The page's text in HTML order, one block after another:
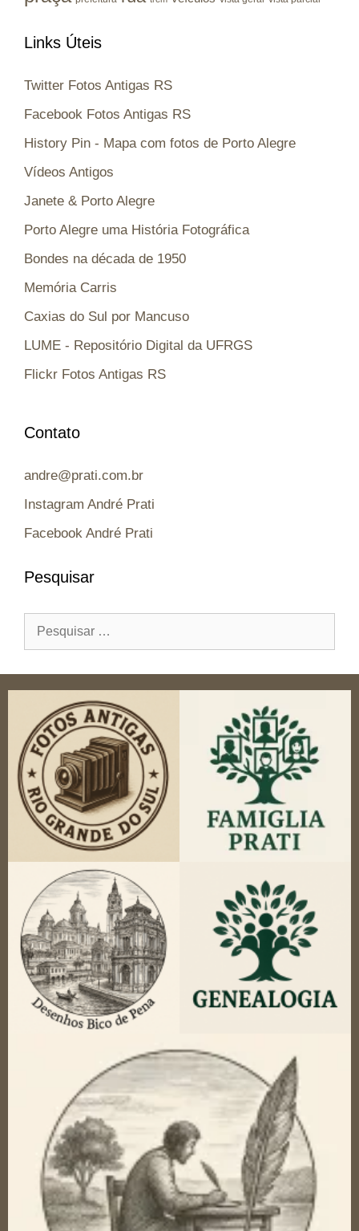
Links Úteis
Twitter Fotos Antigas RS
Facebook Fotos Antigas RS
History Pin - Mapa com fotos de Porto Alegre
Vídeos Antigos
Janete & Porto Alegre
Porto Alegre uma História Fotográfica
Bondes na década de 1950
Memória Carris
Caxias do Sul por Mancuso
LUME - Repositório Digital da UFRGS
Flickr Fotos Antigas RS
Contato
andre@prati.com.br
Instagram André Prati
Facebook André Prati
Pesquisar
Pesquisar
por: